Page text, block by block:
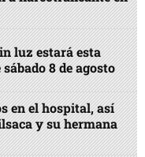
luz estará esta
8 de agosto
en el hospital, así
y su hermana